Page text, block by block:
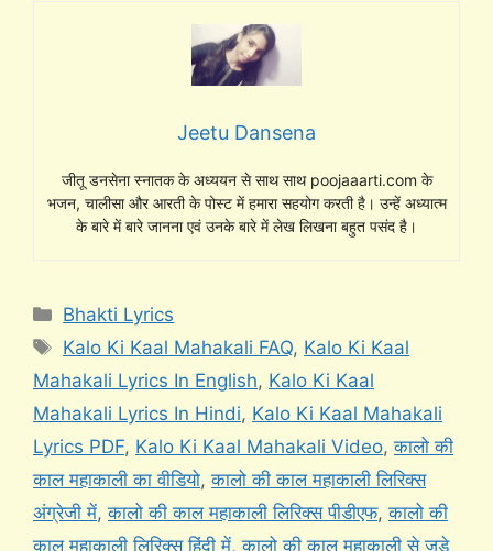
Jeetu Dansena
जीतू डनसेना स्नातक के अध्ययन से साथ साथ poojaaarti.com के
भजन, चालीसा और आरती के पोस्ट में हमारा सहयोग करती है। उन्हें अध्यात्म
के बारे में बारे जानना एवं उनके बारे में लेख लिखना बहुत पसंद है।
Categories
Bhakti Lyrics
Tags
Kalo Ki Kaal Mahakali FAQ, Kalo Ki Kaal
Mahakali Lyrics In English, Kalo Ki Kaal
Mahakali Lyrics In Hindi, Kalo Ki Kaal Mahakali
Lyrics PDF, Kalo Ki Kaal Mahakali Video,कालो की
काल महाकाली का वीडियो,कालो की काल महाकाली लिरिक्स
अंग्रेजी में,कालो की काल महाकाली लिरिक्स पीडीएफ,कालो की
काल महाकाली लिरिक्स हिंदी में,कालो की काल महाकाली से जुड़े